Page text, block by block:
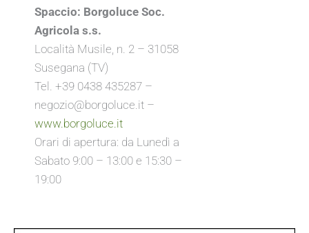
Spaccio: Borgoluce Soc.
Agricola s.s.
Località Musile, n. 2 – 31058
Susegana (TV)
Tel. +39 0438 435287 –
negozio@borgoluce.it –
www.borgoluce.it
Orari di apertura: da Lunedì a
Sabato 9:00 – 13:00 e 15:30 –
19:00